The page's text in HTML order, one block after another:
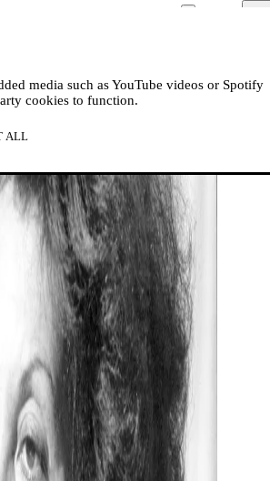
media such as YouTube videos or Spotify
cookies to function.
ALL